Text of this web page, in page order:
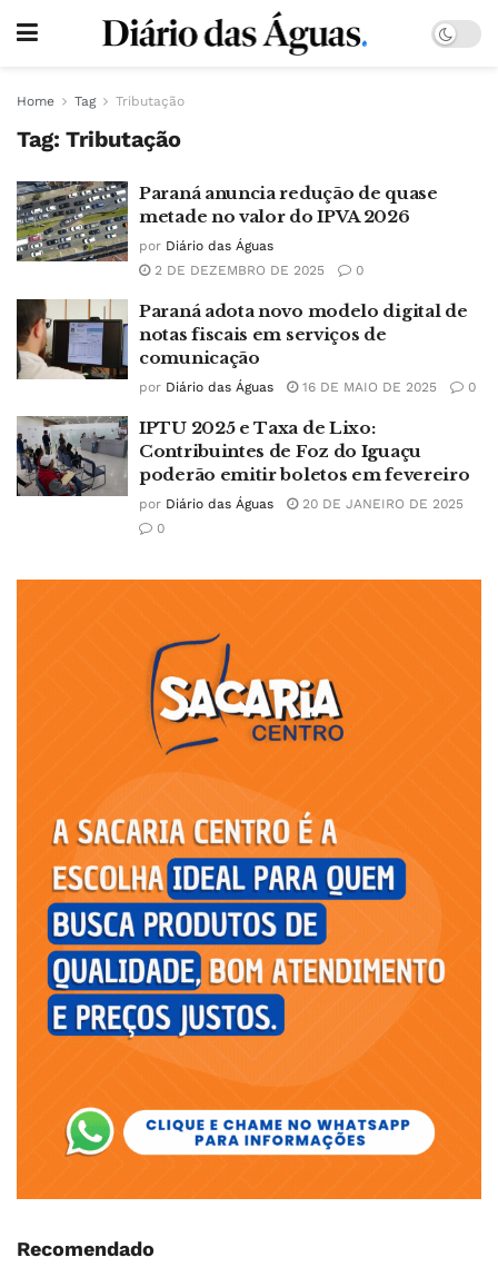
Home Tag Tributação
Tag: Tributação
Paraná anuncia redução de quase
metade no valor do IPVA 2026
por Diário das Águas
2 DE DEZEMBRO DE 2025
0
Paraná adota novo modelo digital de
notas fiscais em serviços de
comunicação
por Diário das Águas 16 DE MAIO DE 2025 0
IPTU 2025 e Taxa de Lixo:
Contribuintes de Foz do Iguaçu
poderão emitir boletos em fevereiro
por Diário das Águas
20 DE JANEIRO DE 2025
0
Recomendado